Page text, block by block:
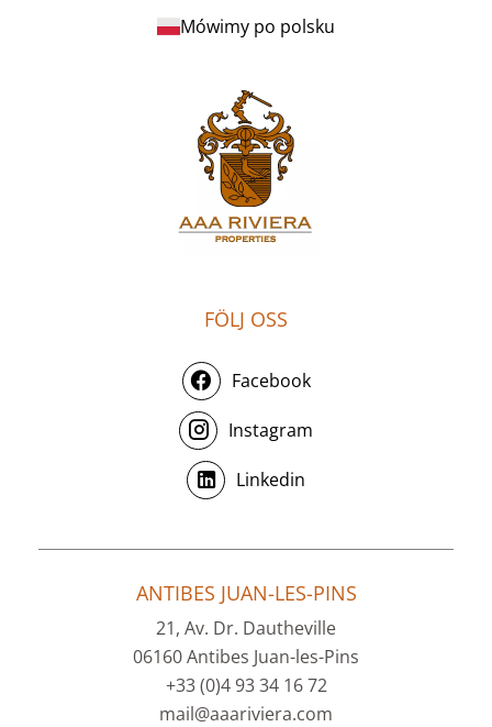
Mówimy po polsku
FÖLJ OSS
Facebook
Instagram
Linkedin
ANTIBES JUAN-LES-PINS
21, Av. Dr. Dautheville
06160 Antibes Juan-les-Pins
+33 (0)4 93 34 16 72
mail@aaariviera.com